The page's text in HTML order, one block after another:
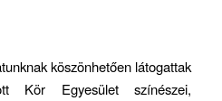
köszönhetően látogattak
Kör Egyesület színészei,